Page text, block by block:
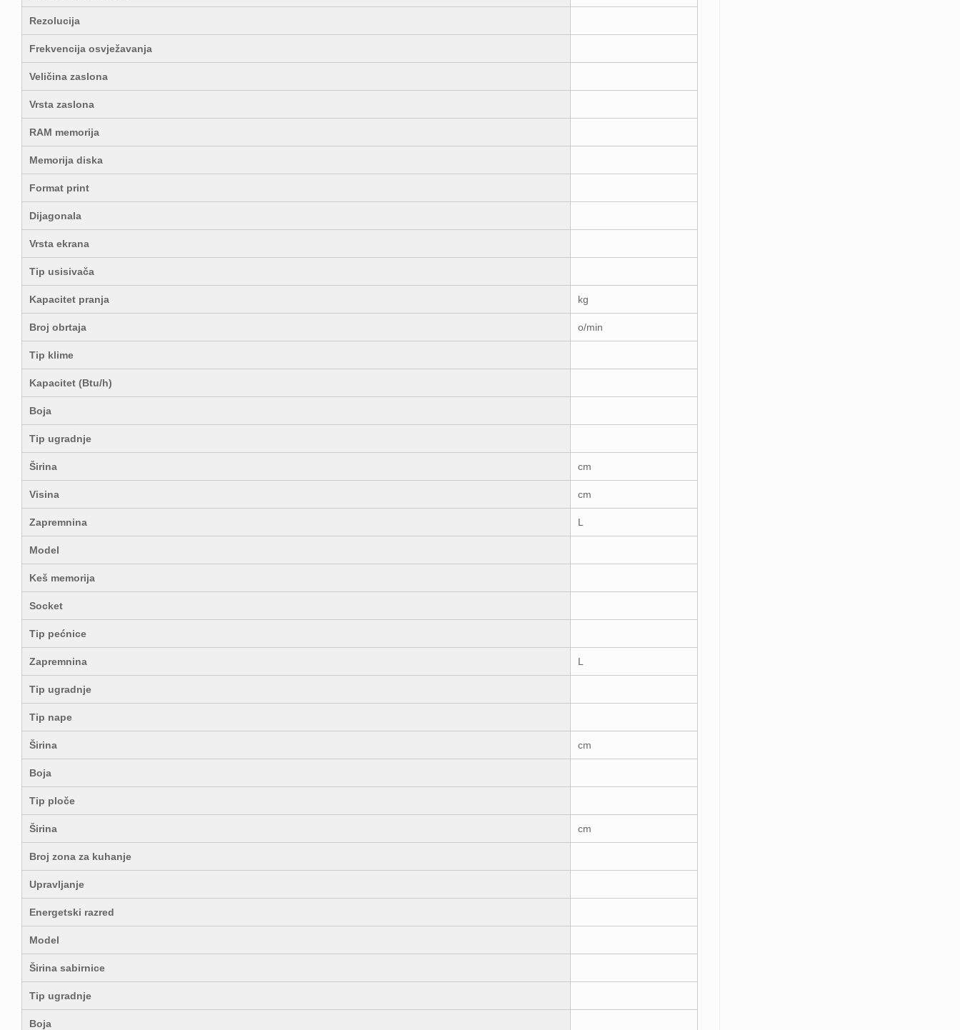
Rezolucija
Frekvencija osvježavanja
Veličina zaslona
Vrsta zaslona
RAM memorija
Memorija diska
Format print
Dijagonala
Vrsta ekrana
Tip usisivača
Kapacitet pranja kg
Broj obrtaja o/min
Tip klime
Kapacitet (Btu/h)
Boja
Tip ugradnje
Širina cm
Visina cm
Zapremnina L
Model
Keš memorija
Socket
Tip pećnice
Zapremnina L
Tip ugradnje
Tip nape
Širina cm
Boja
Tip ploče
Širina cm
Broj zona za kuhanje
Upravljanje
Energetski razred
Model
Širina sabirnice
Tip ugradnje
Boja